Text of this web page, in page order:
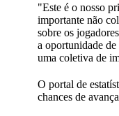
"Este é o nosso
importante não
sobre os
a oportunidade
uma coletiva de
O portal de
chances de